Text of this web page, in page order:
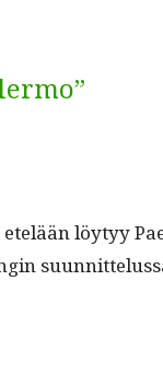
löy­tyy